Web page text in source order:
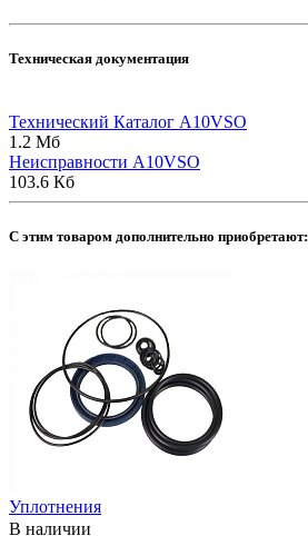
Техническая документация
Технический Каталог A10VSO
1.2 Мб
Неисправности A10VSO
103.6 Кб
C этим товаром дополнительно приобретают:
Уплотнения
В наличии